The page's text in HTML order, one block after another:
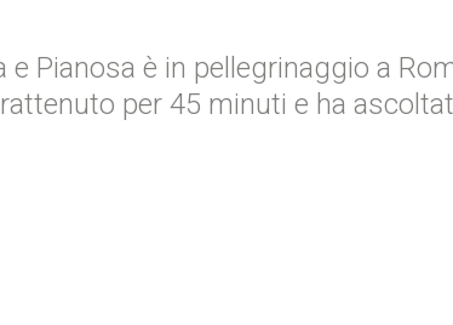
Pianosa è in pellegrinaggio a
per 45 minuti e ha